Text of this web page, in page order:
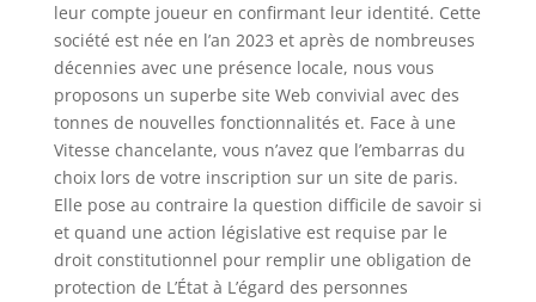
leur compte joueur en confirmant leur identité. Cette
société est née en l’an 2023 et après de nombreuses
décennies avec une présence locale, nous vous
proposons un superbe site Web convivial avec des
tonnes de nouvelles fonctionnalités et. Face à une
Vitesse chancelante, vous n’avez que l’embarras du
choix lors de votre inscription sur un site de paris.
Elle pose au contraire la question difficile de savoir si
et quand une action législative est requise par le
droit constitutionnel pour remplir une obligation de
protection de L’État à L’égard des personnes